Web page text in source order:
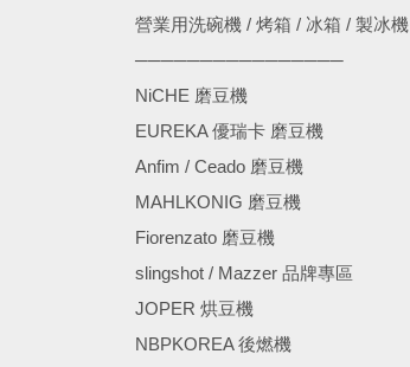
營業用洗碗機 / 烤箱 / 冰箱 / 製冰機
────────────────
NiCHE 磨豆機
EUREKA 優瑞卡 磨豆機
Anfim / Ceado 磨豆機
MAHLKONIG 磨豆機
Fiorenzato 磨豆機
slingshot / Mazzer 品牌專區
JOPER 烘豆機
NBPKOREA 後燃機